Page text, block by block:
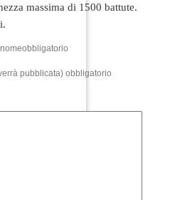
massima di 1500 battute.
pubblicata) obbligatorio